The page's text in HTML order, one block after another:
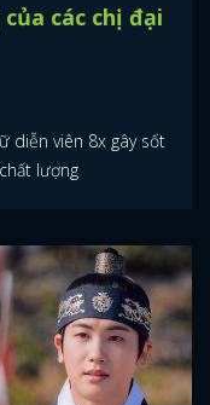
các chị đại
diễn viên 8x gây sốt
lượng